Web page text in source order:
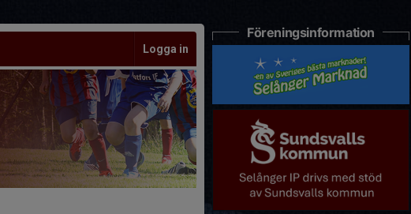
Logga in
Föreningsinformation